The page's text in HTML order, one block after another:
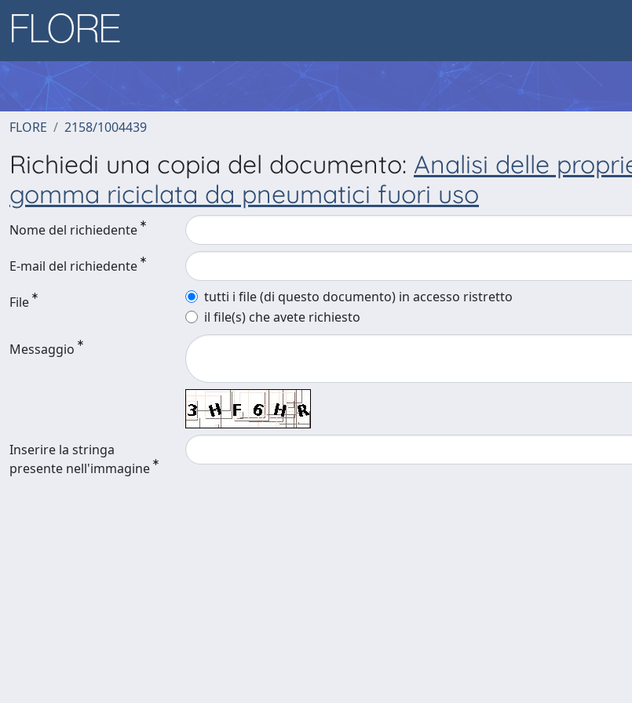
FLORE 2158/1004439
Richiedi una copia del documento: Analisi delle
gomma riciclata da pneumatici fuori uso
Nome del richiedente
E-mail del richiedente
File
tutti i file (di questo documento) in accesso ristretto
il file(s) che avete richiesto
Messaggio
Inserire la stringa
presente nell'immagine